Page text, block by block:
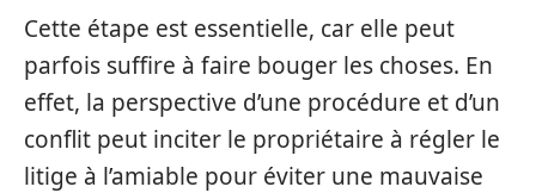
Cette étape est essentielle, car elle peut
parfois suffire à faire bouger les choses. En
effet, la perspective d’une procédure et d’un
conflit peut inciter le propriétaire à régler le
litige à l’amiable pour éviter une mauvaise